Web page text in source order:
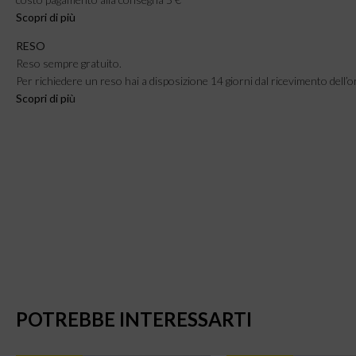
Scopri di più
RESO
Reso sempre gratuito.
Per richiedere un reso hai a disposizione 14 giorni dal ricevimento
Scopri di più
POTREBBE INTERESSARTI